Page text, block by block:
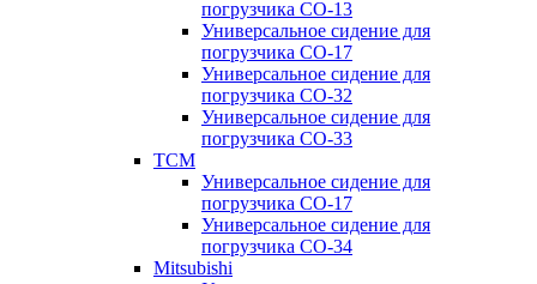
погрузчика CO-13
Универсальное сидение для
погрузчика CO-17
Универсальное сидение для
погрузчика CO-32
Универсальное сидение для
погрузчика CO-33
TCM
Универсальное сидение для
погрузчика CO-17
Универсальное сидение для
погрузчика CO-34
Mitsubishi